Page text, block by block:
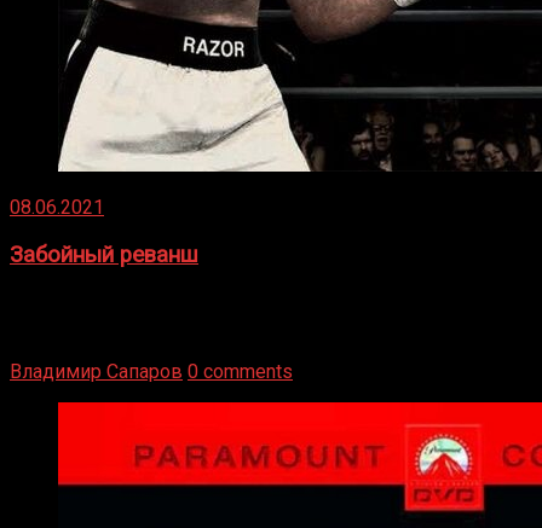
08.06.2021
Забойный реванш
Владимир Сапаров 0 comments